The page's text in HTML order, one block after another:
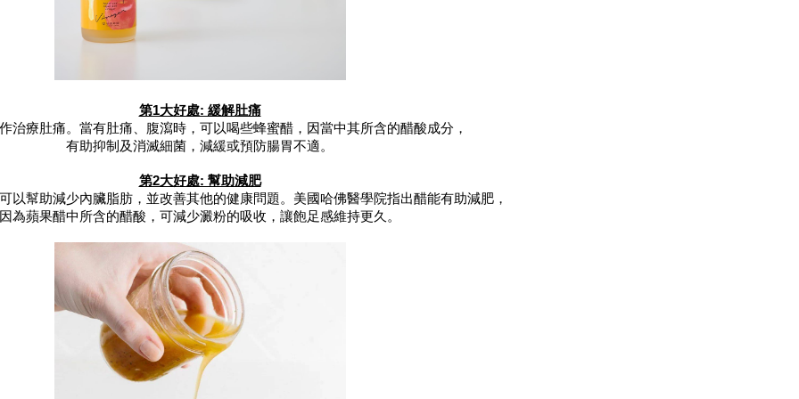
第1大好處: 緩解肚痛
治療肚痛。當有肚痛、腹瀉時，可以喝些蜂蜜醋，因當中其所含的醋酸成分，
有助抑制及消滅細菌，減緩或預防腸胃不適。
第2大好處: 幫助減肥
以幫助減少內臟脂肪，並改善其他的健康問題。美國哈佛醫學院指出醋能有助減肥，
因為蘋果醋中所含的醋酸，可減少澱粉的吸收，讓飽足感維持更久。